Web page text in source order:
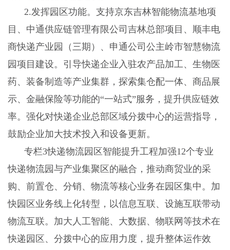
2.发挥园区功能。支持京东吉林智能物流基地项
目、中通供应链管理有限公司吉林总部项目、顺丰电
商快递产业园（三期）、申通公司公主岭市智慧物流
园项目建设。引导快递企业入驻农产品加工、生物医
药、装备制造等产业集群，探索集仓配一体、商品展
示、金融保险等功能的“一站式”服务，提升供应链效
率。强化对快递企业总部区域分拨中心的运营指导，
鼓励企业加大技术投入和设备更新。
专栏3快递物流园区智能提升工程加强12个专业
快递物流园与产业集聚区的融合，推动商贸业的采
购、前置仓、分销、物流等核心业务在园区集中。加
快园区业务线上化转型，以信息互联、设施互联带动
物流互联。加大人工智能、大数据、物联网等技术在
快递园区、分拨中心的应用力度，提升整体运作效